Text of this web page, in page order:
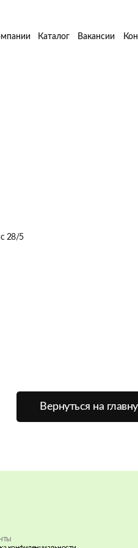
Каталог Вакансии
28/5
Вернуться на